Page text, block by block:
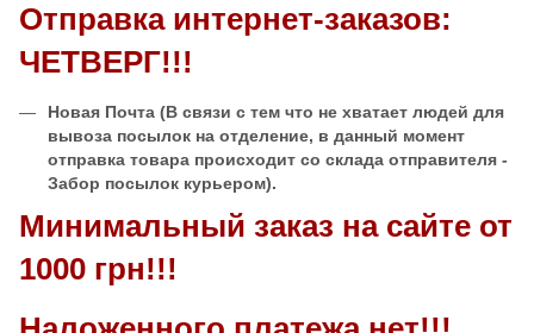
Отправка интернет-заказов:
ЧЕТВЕРГ!!!
Новая Почта (В связи с тем что не хватает людей для
вывоза посылок на отделение, в данный момент
отправка товара происходит со склада отправителя -
Забор посылок курьером).
Минимальный заказ на сайте от
1000 грн!!!